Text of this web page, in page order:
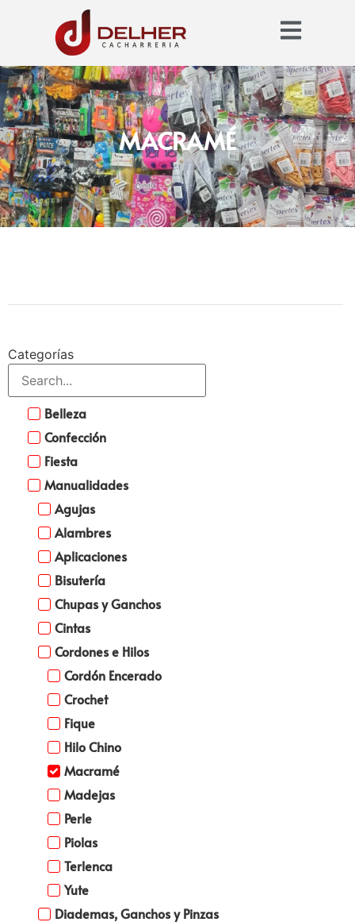
MACRAMÉ
Categorías
Belleza
Confección
Fiesta
Manualidades
Agujas
Alambres
Aplicaciones
Bisutería
Chupas y Ganchos
Cintas
Cordones e Hilos
Cordón Encerado
Crochet
Fique
Hilo Chino
Macramé
Madejas
Perle
Piolas
Terlenca
Yute
Diademas, Ganchos y Pinzas